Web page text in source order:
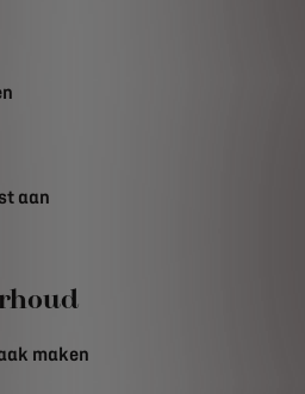
aan
maken